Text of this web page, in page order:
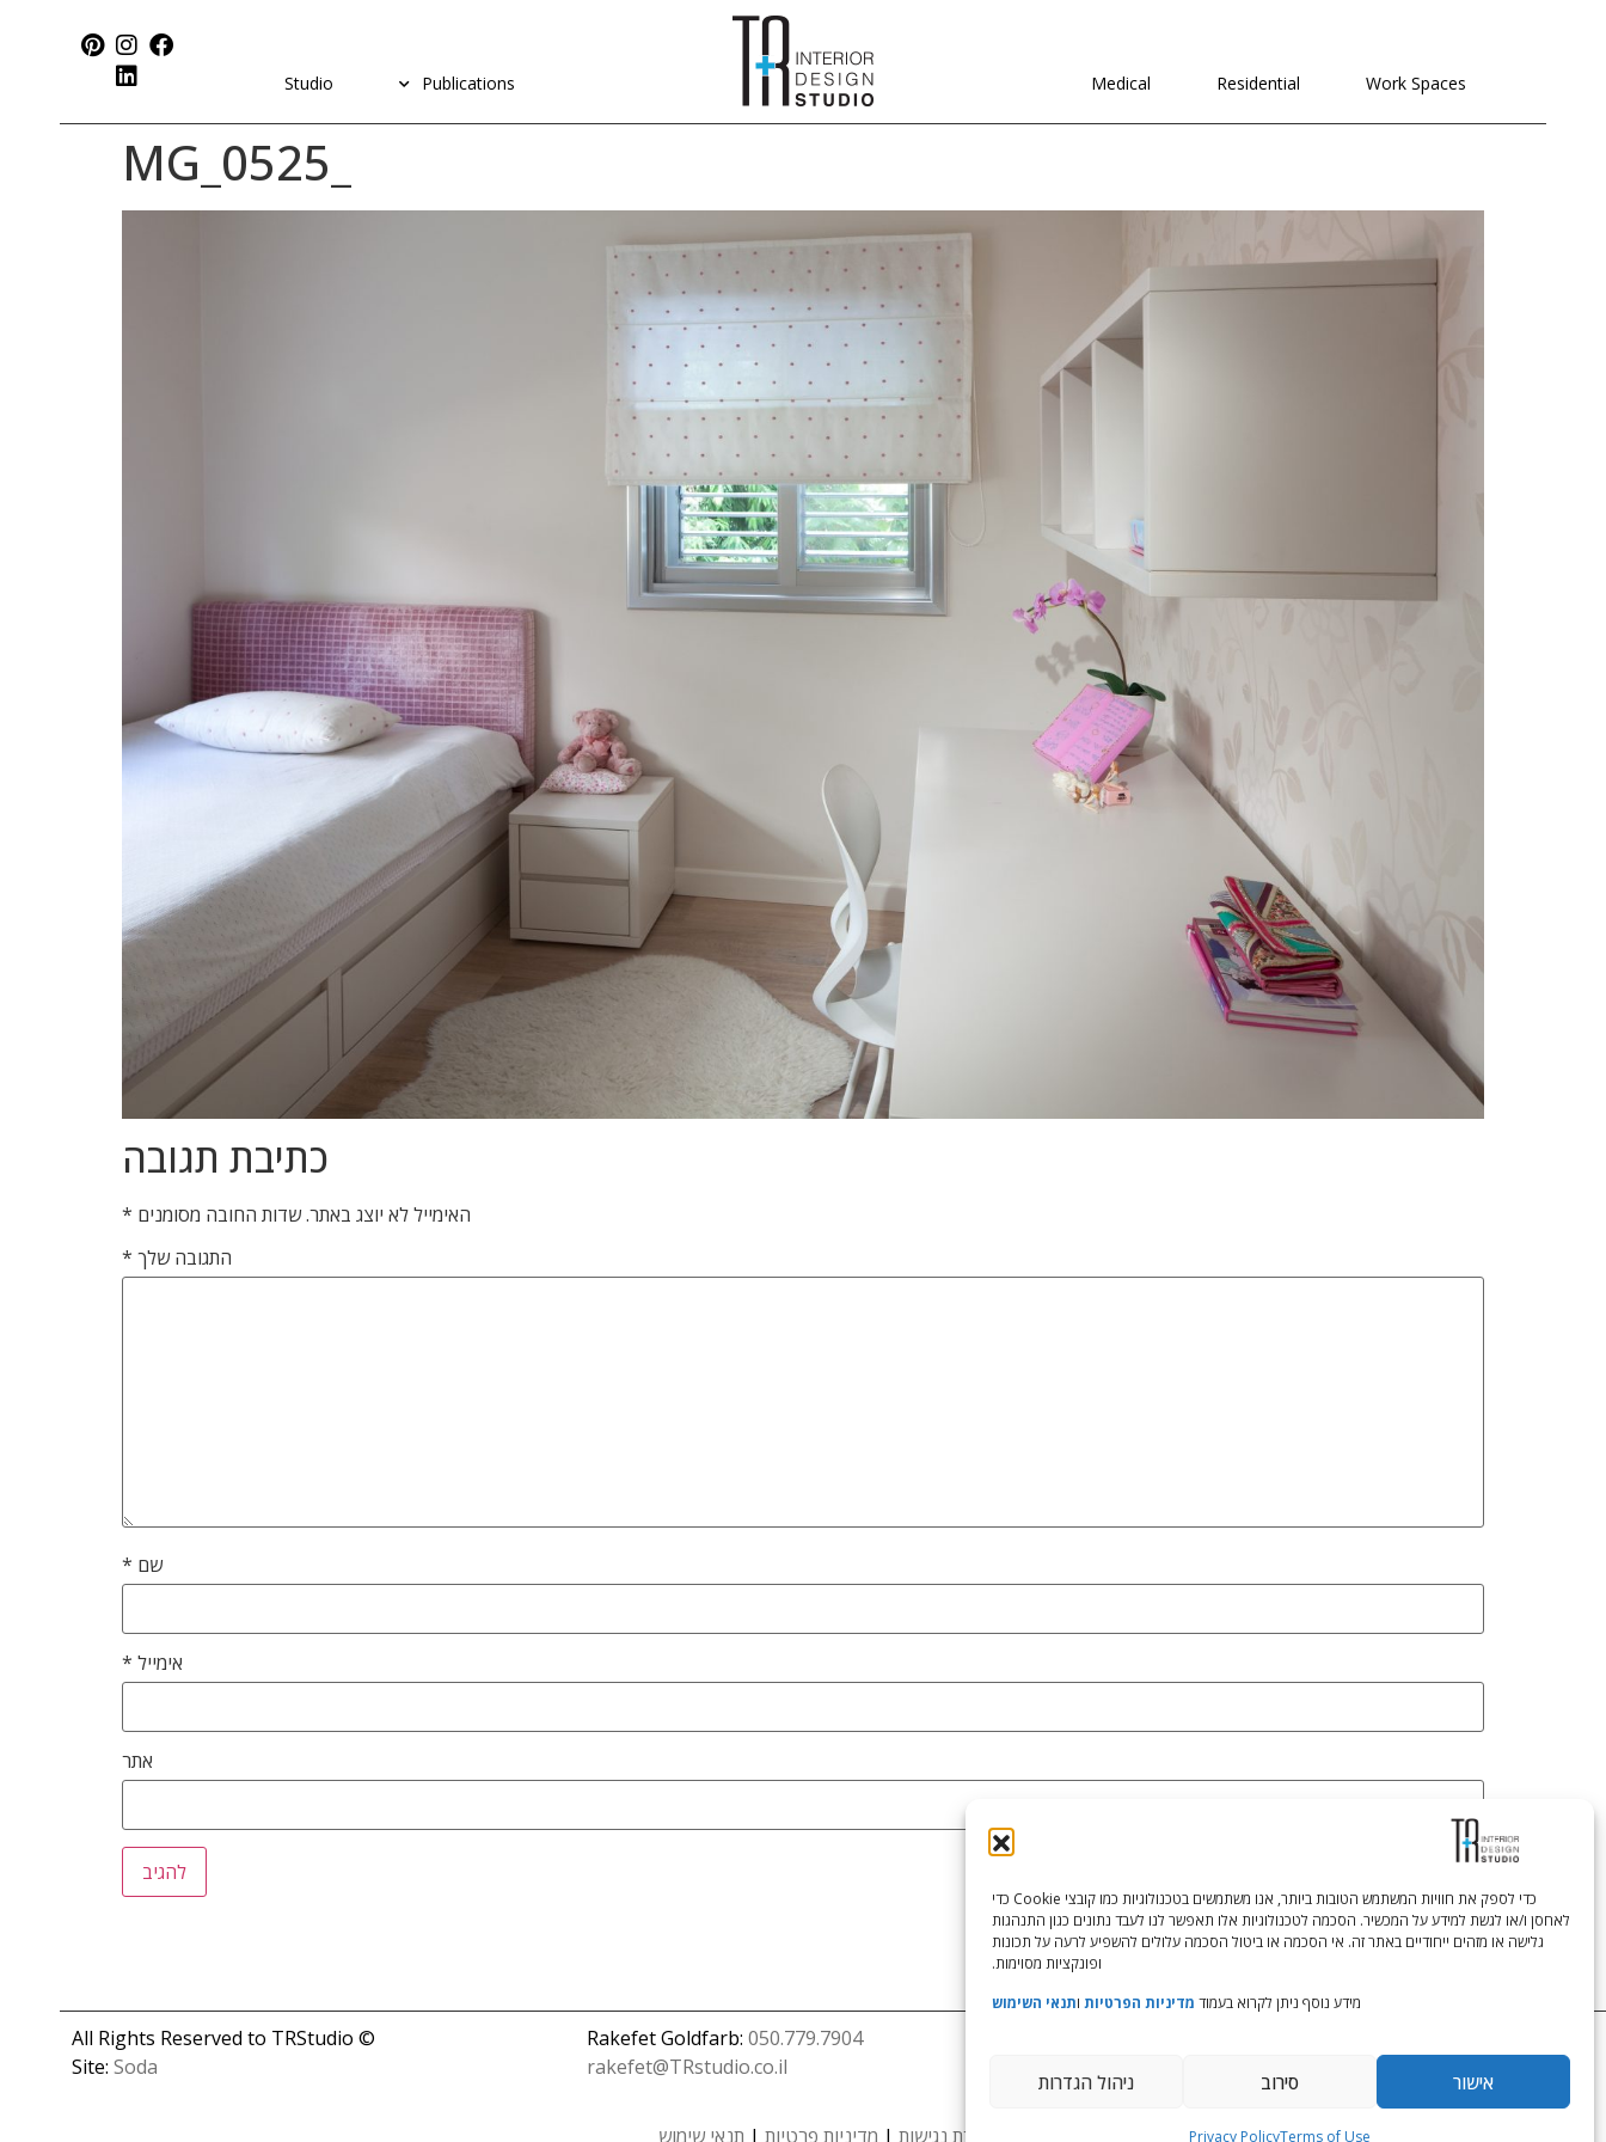
כדי לספק את חוויות המשתמש הטובות ביותר, אנו משתמשים בטכנולוגיות כמו קובצי Cookie כדי
לאחסן ו/או לגשת למידע על המכשיר. הסכמה לטכנולוגיות אלו תאפשר לנו לעבד נתונים כגון התנהגות
גלישה או מזהים ייחודיים באתר זה. אי הסכמה או ביטול הסכמה עלולים להשפיע לרעה על תכונות
ופונקציות מסוימות.
מידע נוסף ניתן לקרוא בעמוד מדיניות הפרטיות ותנאי השימוש
אישור סירוב ניהול הגדרות
Terms of Use
Privacy Policy
Work Spaces
Residential
Medical
Publications
Studio
כתיבת תגובה
האימייל לא יוצג באתר.שדות החובה מסומנים *
התגובה שלך *
שם *
אימייל *
אתר
Rakefet Goldfarb:050.779.7904
rakefet@TRstudio.co.il
© All Rights Reserved to TRStudio
Site:Soda
הצהרת נגישות | מדיניות פרטיות | תנאי שימוש